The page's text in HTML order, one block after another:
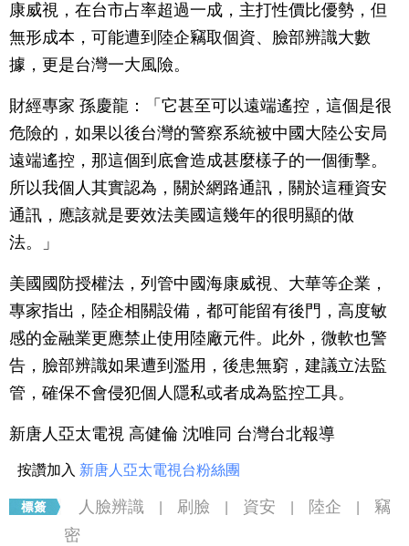
康威視，在台市占率超過一成，主打性價比優勢，但
無形成本，可能遭到陸企竊取個資、臉部辨識大數
據，更是台灣一大風險。
財經專家 孫慶龍：「它甚至可以遠端遙控，這個是很
危險的，如果以後台灣的警察系統被中國大陸公安局
遠端遙控，那這個到底會造成甚麼樣子的一個衝擊。
所以我個人其實認為，關於網路通訊，關於這種資安
通訊，應該就是要效法美國這幾年的很明顯的做
法。」
美國國防授權法，列管中國海康威視、大華等企業，
專家指出，陸企相關設備，都可能留有後門，高度敏
感的金融業更應禁止使用陸廠元件。此外，微軟也警
告，臉部辨識如果遭到濫用，後患無窮，建議立法監
管，確保不會侵犯個人隱私或者成為監控工具。
新唐人亞太電視 高健倫 沈唯同 台灣台北報導
按讚加入 新唐人亞太電視台粉絲團
人臉辨識 刷臉 資安 陸企
竊
密